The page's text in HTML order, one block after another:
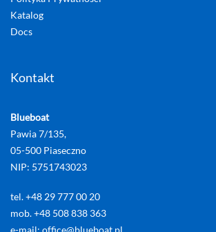
Katalog
Docs
Kontakt
Blueboat
Pawia 7/135,
05-500 Piaseczno
NIP: 5751743023
tel. +48 29 777 00 20
mob. +48 508 838 363
e-mail: office@blueboat.pl